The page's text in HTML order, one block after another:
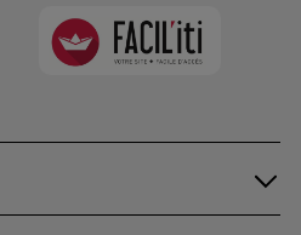
Faciliti